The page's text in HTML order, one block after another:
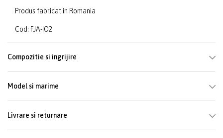
Produs fabricat in Romania
Cod: FJA-IO2
Compozitie si ingrijire
Model si marime
Livrare si returnare